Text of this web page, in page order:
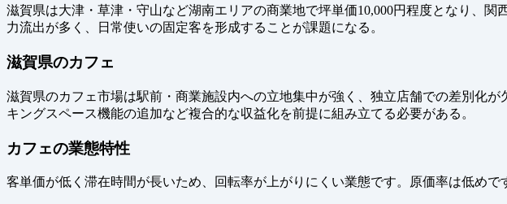
滋賀県は大津・草津・守山など湖南エリアの商業地で坪単価10,000円程度となり、
力流出が多く、日常使いの固定客を形成することが課題になる。
滋賀県のカフェ
滋賀県のカフェ市場は駅前・商業施設内への立地集中が強く、独立店舗での差別化
キングスペース機能の追加など複合的な収益化を前提に組み立てる必要がある。
カフェの業態特性
客単価が低く滞在時間が長いため、回転率が上がりにくい業態です。原価率は低め